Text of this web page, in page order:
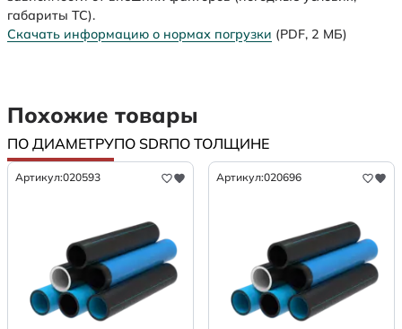
габариты ТС).
Скачать информацию о нормах погрузки (PDF, 2 МБ)
Похожие товары
ПО ДИАМЕТРУПО SDRПО ТОЛЩИНЕ
Артикул:020593 Артикул:020696